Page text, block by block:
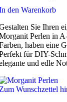
den Warenkorb
Sie Ihren
Perlen in
haben eine
für DIY-
und edle
Wunschzettel